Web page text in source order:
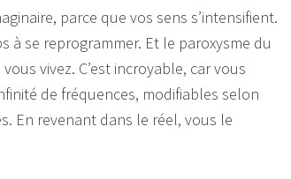
parce que vos sens s’intensifient.
à se reprogrammer. Et le paroxysme du
vivez. C’est incroyable, car vous
de fréquences, modifiables selon
En revenant dans le réel, vous le